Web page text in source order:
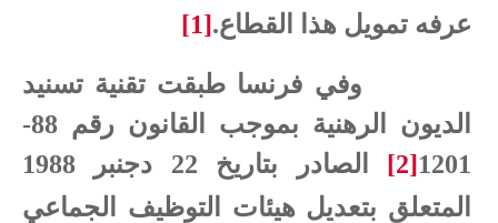
عرفه تمويل هذا القطاع.[1]
وفي فرنسا طبقت تقنية تسنيد
الديون الرهنية بموجب القانون رقم 88-
1201
[2]
الصادر بتاريخ 22 دجنبر 1988
المتعلق بتعديل هيئات التوظيف الجماعي